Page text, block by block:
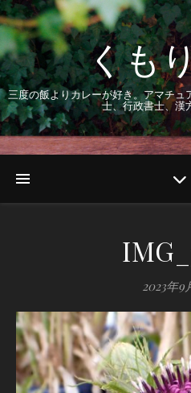
くも
三度の飯よりカレーが好き。アマチ
士、行政書士、漢
2023年9